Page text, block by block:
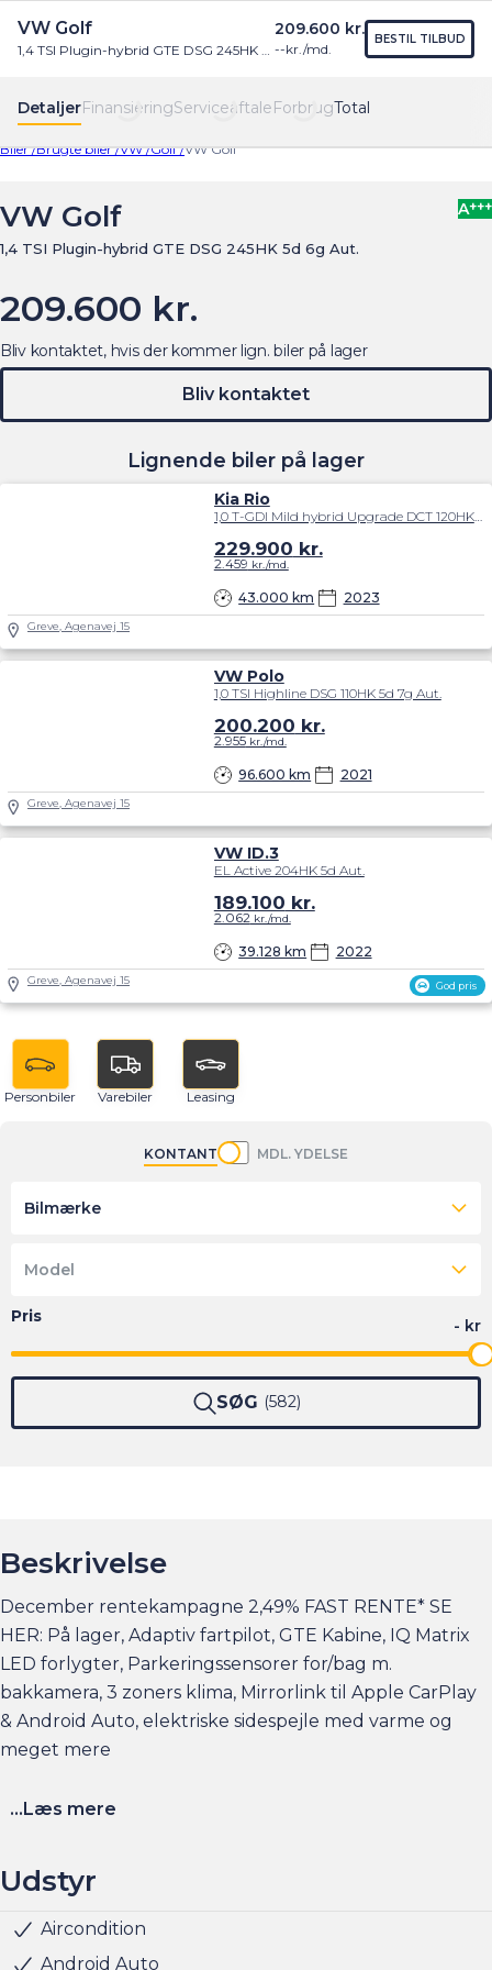
Find os Menu
DetaljerFinansieringServiceaftaleForbrugTotal
VW Golf
1,4 TSI Plugin-hybrid GTE DSG 245HK 5d 6g Aut.
209.600 kr.
--kr./md.
BESTIL TILBUD
Biler /Brugte biler /VW /Golf /VW Golf
VW Golf
1,4 TSI Plugin-hybrid GTE DSG 245HK 5d 6g Aut.
A+++
209.600 kr.
Lignende biler på lager
Kia Rio
1,0 T-GDI Mild hybrid Upgrade DCT 120HK 5d 7g Aut.
43.000 km 2023
229.900 kr.
2.459 kr./md.
Greve, Agenavej 15
VW Polo
1,0 TSI Highline DSG 110HK 5d 7g Aut.
96.600 km 2021
200.200 kr.
2.955kr./md.
Greve, Agenavej 15
God pris
VW ID.3
EL Active 204HK 5d Aut.
39.128 km 2022
189.100 kr.
2.062kr./md.
Greve, Agenavej 15
Bliv kontaktet, hvis der kommer lign. biler på lager
Bliv kontaktet
Personbiler Varebiler Leasing
KONTANT MDL. YDELSE
Bilmærke
Model
SØG 582
Beskrivelse
December rentekampagne 2,49% FAST RENTE* SE
HER: På lager, Adaptiv fartpilot, GTE Kabine, IQ Matrix
LED forlygter, Parkeringssensorer for/bag m.
bakkamera, 3 zoners klima, Mirrorlink til Apple CarPlay
& Android Auto, elektriske sidespejle med varme og
meget mere
Finansieringseksempel ved en bilpris på f.eks. 299.900
2,49%, Løbetid 96 måneder, ÅOP: 5,67%, Samlede
kreditomkostninger: 57.501,-
...Læs mere
Udstyr
Aircondition
Android Auto
Multifunktionsrat
Navigation
Nøglefri start
Parkeringssensor bag
Radio
Regnsensor
Sportssæder
Sædevarme for
Alufælge
Fuld LED forlygter
Kurvelys aktivt
LED kørelys
Armlæn
Kopholder
Splitbagsæde
Stofindtræk
ABS
Airbag
Antispin
ESP
Isofix
Lyssensor
Selealarm
Vejbaneassistent
5 sæder
Parkeringssensor for
Parkeringssensor for/bag
Klimaanlæg 3-zoner
Udvendig temperaturmåler
LED baglygter
LED forlygter
Matrix LED forlygter
Startspærre
Blindvinkelassistent
Bakkamera
Bluetooth